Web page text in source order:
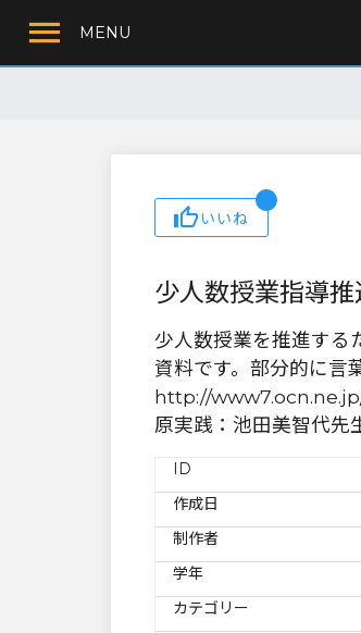
MENU
いいね
少人数授業指導
少人数授業を推進する
資料です。部分的に言
http://
原実践：池田美智代
ID
作成日
制作者
学年
カテゴリー